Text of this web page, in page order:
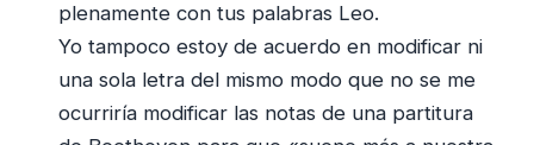
plenamente con tus palabras Leo.
Yo tampoco estoy de acuerdo en modificar ni
una sola letra del mismo modo que no se me
ocurriría modificar las notas de una partitura